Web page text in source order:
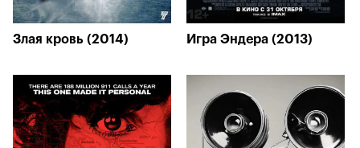
Злая кровь (2014) Игра Эндера (2013)